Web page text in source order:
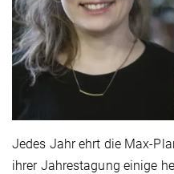
Jedes Jahr ehrt die Max-
ihrer Jahrestagung einige